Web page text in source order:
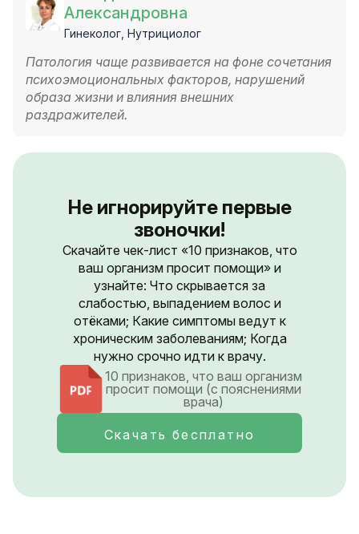
Александровна
Гинеколог, Нутрициолог
Патология чаще развивается на фоне сочетания
психоэмоциональных факторов, нарушений
образа жизни и влияния внешних
раздражителей.
Не игнорируйте первые
звоночки!
Скачайте чек-лист «10 признаков, что
ваш организм просит помощи» и
узнайте: Что скрывается за
слабостью, выпадением волос и
отёками; Какие симптомы ведут к
хроническим заболеваниям; Когда
нужно срочно идти к врачу.
10 признаков, что ваш организм
просит помощи (с пояснениями
врача)
Скачать бесплатно